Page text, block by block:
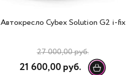
Автокресло Cybex Solution G2 i-fix
27 000,00 руб.
21 600,00 руб.